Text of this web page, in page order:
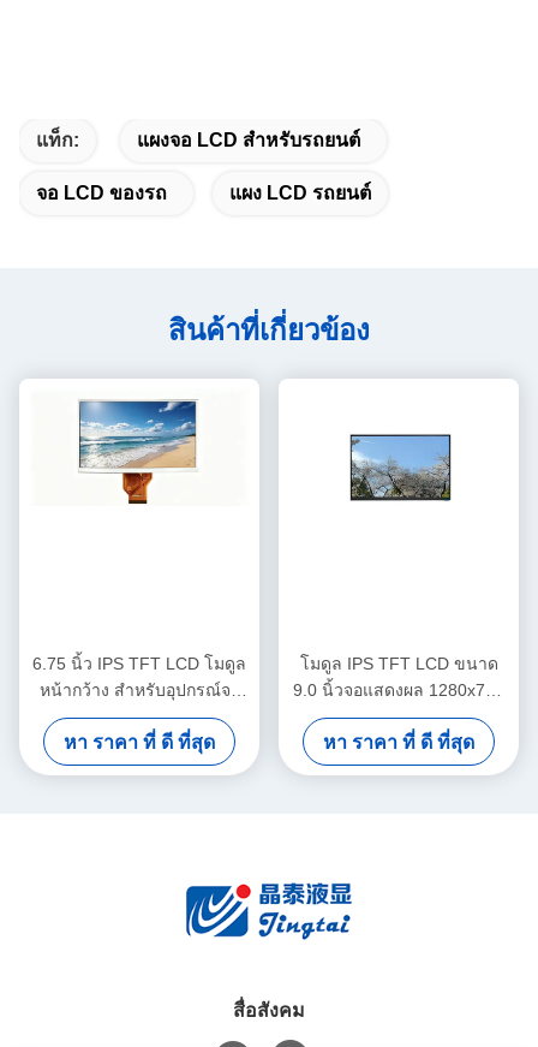
แท็ก: แผงจอ LCD สำหรับรถยนต์
จอ LCD ของรถ แผง LCD รถยนต์
สินค้าที่เกี่ยวข้อง
6.75 นิ้ว IPS TFT LCD โมดูล
หน้ากว้าง สําหรับอุปกรณ์จอ
รถยนต์
หา ราคา ที่ ดี ที่สุด
โมดูล IPS TFT LCD ขนาด
9.0 นิ้วจอแสดงผล 1280x720
LVDS สำหรับแผงหน้าปัด
รถยนต์
หา ราคา ที่ ดี ที่สุด
สื่อสังคม